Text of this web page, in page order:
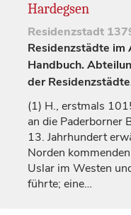
Hardegsen
Residenzstadt
Residenzstädte
Handbuch.
der
(1) H., erstmals
an die Paderborner
13. Jahrhundert
Norden
Uslar im Westen
führte; eine…